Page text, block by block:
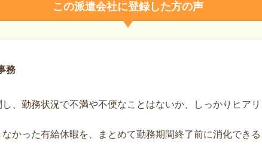
この派遣会社に登録した方の声
務
、勤務状況で不満や不便なことはないか、しっかりヒア
かった有給休暇を、まとめて勤務期間終了前に消化でき